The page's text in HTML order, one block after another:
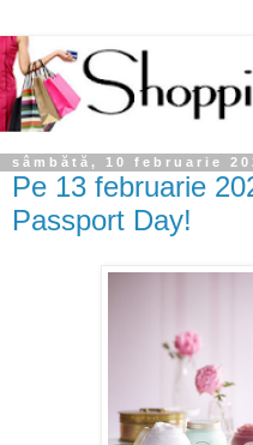
sâmbătă, 10 februarie
Pe 13 februarie
Passport Day!